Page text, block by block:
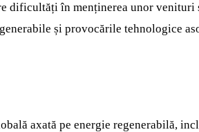
dificultăți în menținerea unor venituri
și provocările tehnologice
axată pe energie regenerabilă,